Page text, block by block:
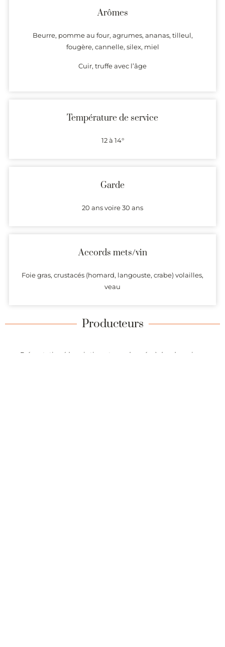
Arômes
Beurre, pomme au four, agrumes, ananas, tilleul,
fougère, cannelle, silex, miel
Cuir, truffe avec l’âge
Température de service
12 à 14°
Garde
20 ans voire 30 ans
Accords mets/vin
Foie gras, crustacés (homard, langouste, crabe) volailles,
veau
Producteurs
Présentation (description et coordonnées) des domaines